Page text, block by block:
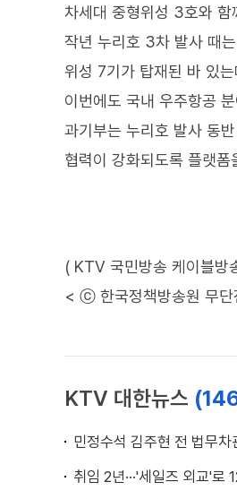
차세대 중형위성 3호와 함
작년 누리호 3차 발사 때
위성 7기가 탑재된 바 있는
이번에도 국내 우주항공
과기부는 누리호 발사 동
협력이 강화되도록 플랫
( KTV 국민방송 케이블방
< ⓒ 한국정책방송원 무단
KTV 대한뉴스
민정수석 김주현 전 법무차
취임 2년···'세일즈 외교'로